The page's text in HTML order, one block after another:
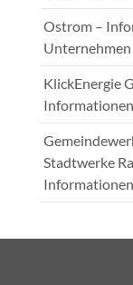
Ostrom –
Unternehmen
KlickEnergie
Stadtwerke